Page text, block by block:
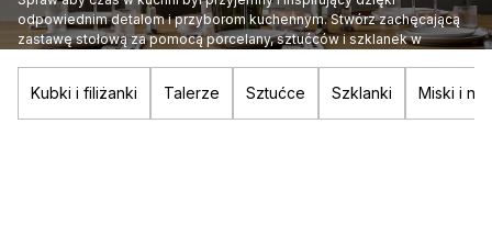
odpowiednim detalom i przyborom kuchennym. Stwórz zachęcającą
zastawę stołową za pomocą porcelany, sztućców i szklanek w
Kubki i filiżanki Talerze Sztućce Szklanki Miski i